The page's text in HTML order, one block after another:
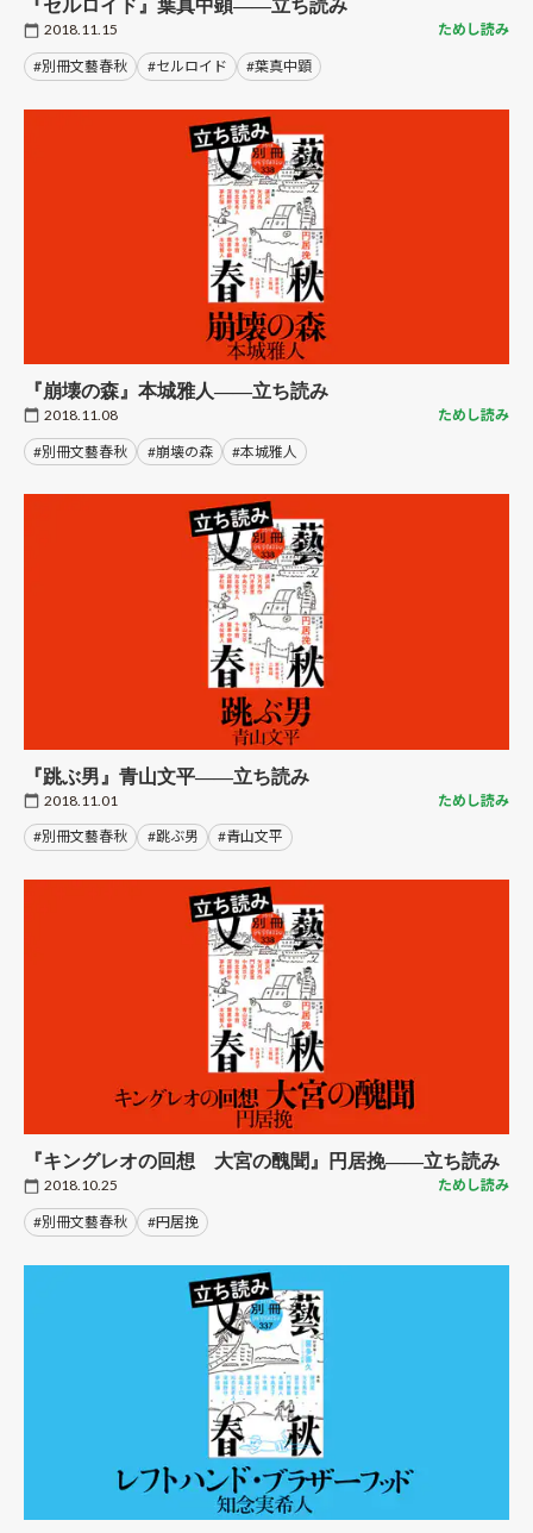
2018.11.15 ためし読み
#別冊文藝春秋 #セルロイド #葉真中顕
『崩壊の森』本城雅人――立ち読み
2018.11.08 ためし読み
#別冊文藝春秋 #崩壊の森 #本城雅人
『跳ぶ男』青山文平――立ち読み
2018.11.01 ためし読み
#別冊文藝春秋 #跳ぶ男 #青山文平
『キングレオの回想 大宮の醜聞』円居挽――立ち読み
2018.10.25 ためし読み
#別冊文藝春秋 #円居挽